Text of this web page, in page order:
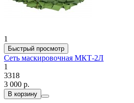
1
Быстрый просмотр
Сеть маскировочная МКТ-2Л
1
3318
3 000 р.
В корзину